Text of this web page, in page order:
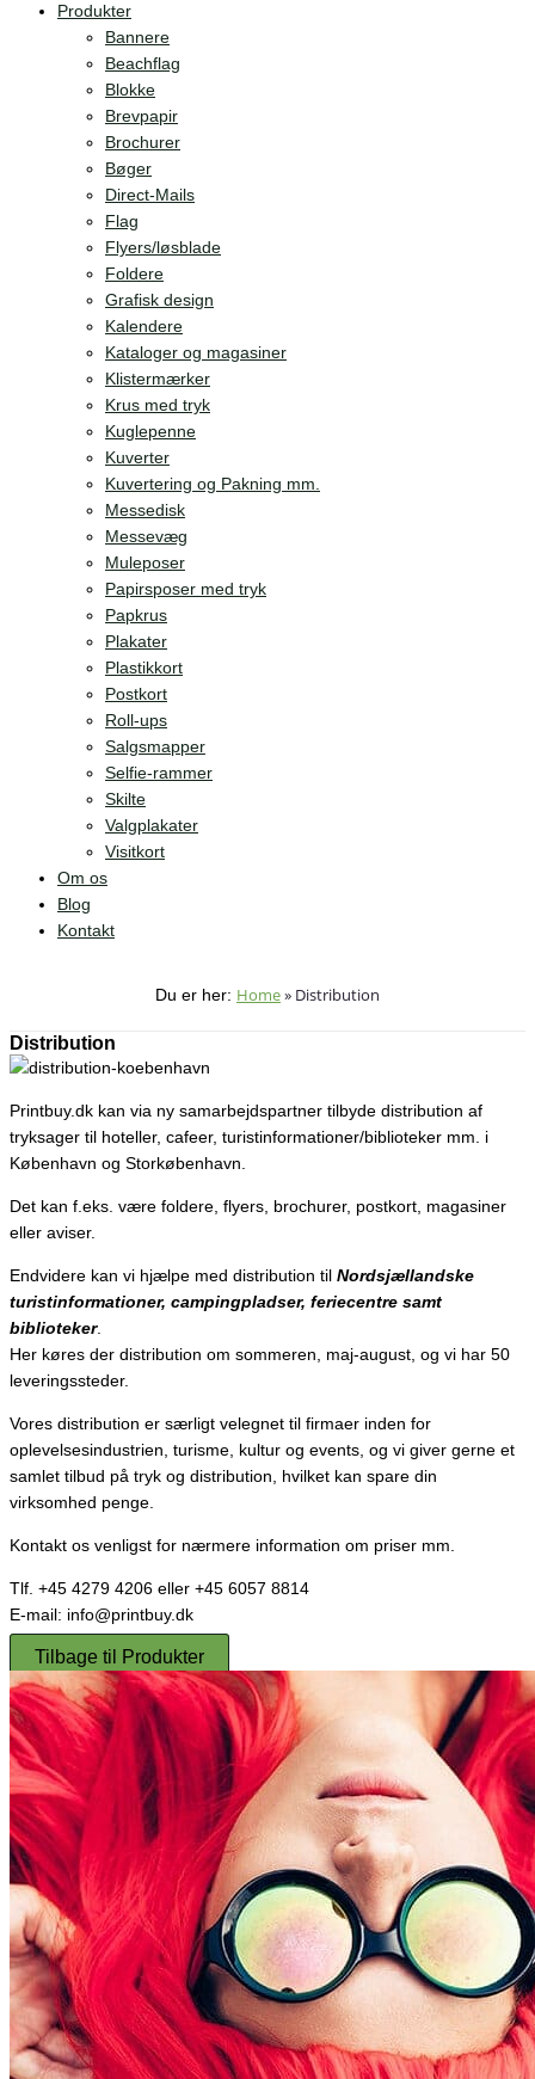
Produkter
Bannere
Beachflag
Blokke
Brevpapir
Brochurer
Bøger
Direct-Mails
Flag
Flyers/løsblade
Foldere
Grafisk design
Kalendere
Kataloger og magasiner
Klistermærker
Krus med tryk
Kuglepenne
Kuverter
Kuvertering og Pakning mm.
Messedisk
Messevæg
Muleposer
Papirsposer med tryk
Papkrus
Plakater
Plastikkort
Postkort
Roll-ups
Salgsmapper
Selfie-rammer
Skilte
Valgplakater
Visitkort
Om os
Blog
Kontakt
Du er her: Home» Distribution
Distribution
Printbuy.dk kan via ny samarbejdspartner tilbyde distribution af
tryksager til hoteller, cafeer, turistinformationer/biblioteker mm. i
København og Storkøbenhavn.
Det kan f.eks. være foldere, flyers, brochurer, postkort, magasiner
eller aviser.
Endvidere kan vi hjælpe med distribution til Nordsjællandske
turistinformationer, campingpladser, feriecentre samt
biblioteker.
Her køres der distribution om sommeren, maj-august, og vi har 50
leveringssteder.
Vores distribution er særligt velegnet til firmaer inden for
oplevelsesindustrien, turisme, kultur og events, og vi giver gerne et
samlet tilbud på tryk og distribution, hvilket kan spare din
virksomhed penge.
Kontakt os venligst for nærmere information om priser mm.
Tlf. +45 4279 4206 eller +45 6057 8814
E-mail: info@printbuy.dk
Tilbage til Produkter